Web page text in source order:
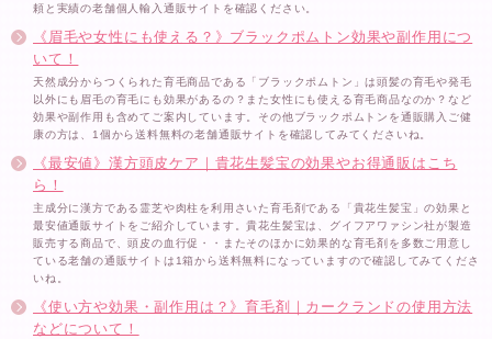
頼と実績の老舗個人輸入通販サイトを確認ください。
《眉毛や女性にも使える？》ブラックポムトン効果や副作用につ
いて！
天然成分からつくられた育毛商品である「ブラックポムトン」は頭髪の育毛や発毛
以外にも眉毛の育毛にも効果があるの？また女性にも使える育毛商品なのか？など
効果や副作用も含めてご案内しています。その他ブラックポムトンを通販購入ご健
康の方は、1個から送料無料の老舗通販サイトを確認してみてくださいね。
《最安値》漢方頭皮ケア｜貴花生髪宝の効果やお得通販はこち
ら！
主成分に漢方である霊芝や肉柱を利用さいた育毛剤である「貴花生髪宝」の効果と
最安値通販サイトをご紹介しています。貴花生髪宝は、グイフアワァシン社が製造
販売する商品で、頭皮の血行促・・またそのほかに効果的な育毛剤を多数ご用意し
ている老舗の通販サイトは1箱から送料無料になっていますので確認してみてくださ
いね。
《使い方や効果・副作用は？》育毛剤｜カークランドの使用方法
などについて！